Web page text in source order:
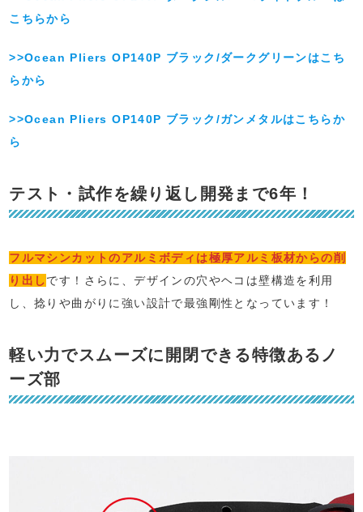
こちらから
>>Ocean Pliers OP140P ブラック/ダークグリーンはこち
らから
>>Ocean Pliers OP140P ブラック/ガンメタルはこちらか
ら
テスト・試作を繰り返し開発まで6年！
フルマシンカットのアルミボディは極厚アルミ板材からの削
り出しです！さらに、デザインの穴やヘコは壁構造を利用
し、捻りや曲がりに強い設計で最強剛性となっています！
軽い力でスムーズに開閉できる特徴あるノ
ーズ部